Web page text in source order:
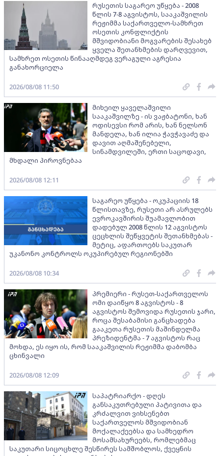
რუსეთის საგარეო უწყება - 2008
წლის 7-8 აგვისტოს, სააკაშვილის
რეჟიმმა საქართველო-სამხრეთ
ოსეთის კონფლიქტის
მშვიდობიანი მოგვარების შესახებ
ყველა შეთანხმების დარღვევით,
სამხრეთ ოსეთის წინააღმდეგ ვერაგული აგრესია
განახორციელა
2026/08/08 11:50
მიხეილ ყაველაშვილი
სააკაშვილზე - ის ვაჟბატონი, ხან
ოდისევსი რომ არის, ხან ნელსონ
მანდელა, ხან ილია ჭავჭავაძე და
დავით აღმაშენებელი,
სინამდვილეში, ერთი საცოდავი,
მხდალი პიროვნებაა
2026/08/08 12:11
საგარეო უწყება - ოკუპაციის 18
წლისთავზე, რუსეთი არ ასრულებს
ევროკავშირის შუამავლობით
დადებულ 2008 წლის 12 აგვისტოს
ცეცხლის შეწყვეტის შეთანხმებას -
მეტიც, აფართოებს საკუთარ
უკანონო კონტროლს ოკუპირებულ რეგიონებში
2026/08/08 10:34
პრემიერი - რუსეთ-საქართველოს
ომი დაიწყო 8 აგვისტოს - 8
აგვისტოს შემოვიდა რუსეთის ჯარი,
როცა შესაბამისი განცხადება
გააკეთა რუსეთის მაშინდელმა
პრეზიდენტმა - 7 აგვისტოს რაც
მოხდა, ეს იყო ის, რომ სააკაშვილის რეჟიმმა დაბომბა
ცხინვალი
2026/08/08 12:09
საპატრიარქო - დღეს
განსაკუთრებული პატივითა და
კრძალვით ვიხსენებთ
საქართველოს მშვიდობიან
მოქალაქეებსა და სამხედრო
მოსამსახურეებს, რომლებმაც
საკუთარი სიცოცხლე შესწირეს სამშობლოს, ქვეყნის